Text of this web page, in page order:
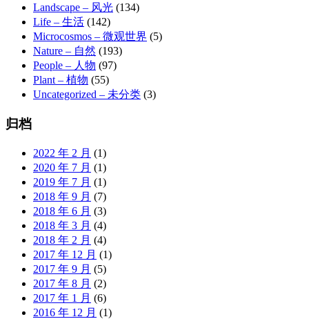
Landscape – 风光 (134)
Life – 生活 (142)
Microcosmos – 微观世界 (5)
Nature – 自然 (193)
People – 人物 (97)
Plant – 植物 (55)
Uncategorized – 未分类 (3)
归档
2022 年 2 月 (1)
2020 年 7 月 (1)
2019 年 7 月 (1)
2018 年 9 月 (7)
2018 年 6 月 (3)
2018 年 3 月 (4)
2018 年 2 月 (4)
2017 年 12 月 (1)
2017 年 9 月 (5)
2017 年 8 月 (2)
2017 年 1 月 (6)
2016 年 12 月 (1)